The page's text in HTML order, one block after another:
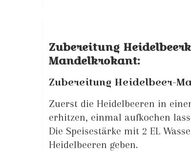
Zubereitung
Mandelkrokant:
Zubereitung Heidelbeer-
Zuerst die Heidelbeeren in
erhitzen, einmal aufkochen
Die Speisestärke mit 2 EL
Heidelbeeren geben.